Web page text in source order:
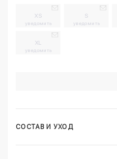
XS
уведомить
S
уведомить
XL
уведомить
СОСТАВ И УХОД